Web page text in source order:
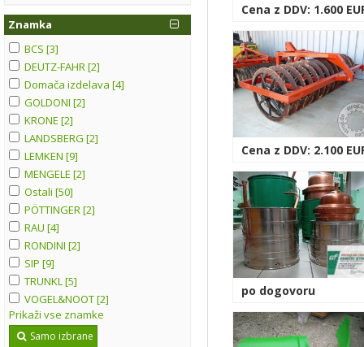
Znamka
BCS [3]
DEUTZ-FAHR [2]
Domača izdelava [4]
GOLDONI [2]
KRONE [2]
LANDSBERG [2]
LEMKEN [9]
MENGELE [2]
Ostali [50]
PÖTTINGER [2]
RAU [4]
RONDINI [2]
SIP [9]
TRUNKL [5]
VOGEL&NOOT [2]
Prikaži vse znamke
Samo izbrane
Cena z DDV: 1.600
Cena z DDV: 2.100
po dogovoru